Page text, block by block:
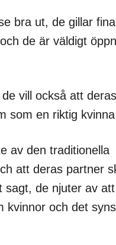
bra ut, de gillar
de är väldigt
vill också att
som en riktig
av den traditionella
att deras partner
sagt, de njuter av
kvinnor och det